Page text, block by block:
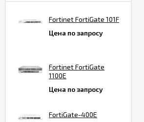
Fortinet FortiGate 101F
Цена по запросу
Fortinet FortiGate
1100E
Цена по запросу
FortiGate-400E